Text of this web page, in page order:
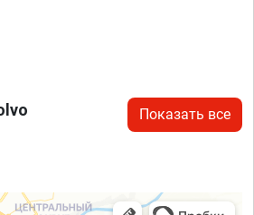
Показать все